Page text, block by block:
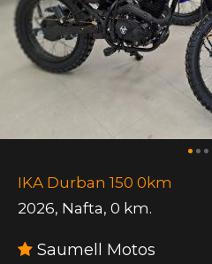
IKA Durban 150 0km
2026, Nafta, 0 km.
Saumell Motos